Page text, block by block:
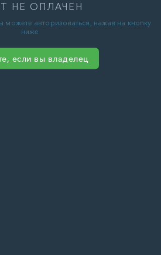
НЕ ОПЛАЧЕН
можете авторизоваться, нажав на кнопку
ниже
если вы владелец